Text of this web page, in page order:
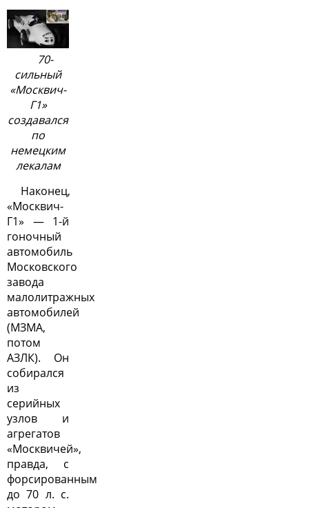
70-
сильный
«Москвич-
Г1»
создавался
по
немецким
лекалам
Наконец,
«Москвич-
Г1» — 1-й
гоночный
автомобиль
Московского
завода
малолитражных
автомобилей
(МЗМА,
потом
АЗЛК). Он
собирался
из
серийных
узлов и
агрегатов
«Москвичей»,
правда, с
форсированным
до 70 л. с.